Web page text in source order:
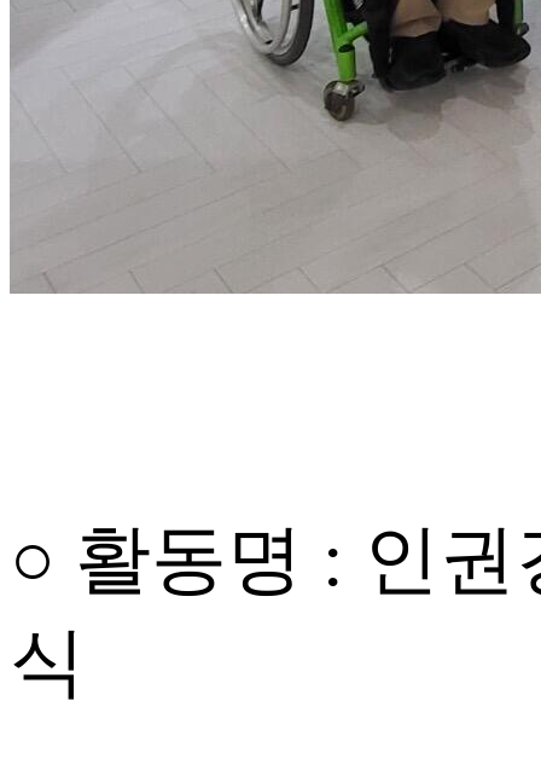
○ 활동명 : 인
식